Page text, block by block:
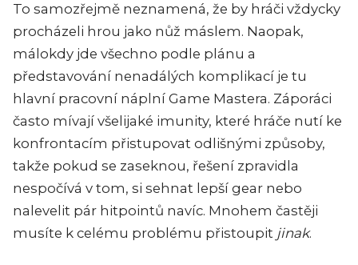
To samozřejmě neznamená, že by hráči vždycky
procházeli hrou jako nůž máslem. Naopak,
málokdy jde všechno podle plánu a
představování nenadálých komplikací je tu
hlavní pracovní náplní Game Mastera. Záporáci
často mívají všelijaké imunity, které hráče nutí ke
konfrontacím přistupovat odlišnými způsoby,
takže pokud se zaseknou, řešení zpravidla
nespočívá v tom, si sehnat lepší gear nebo
nalevelit pár hitpointů navíc. Mnohem častěji
musíte k celému problému přistoupit jinak.